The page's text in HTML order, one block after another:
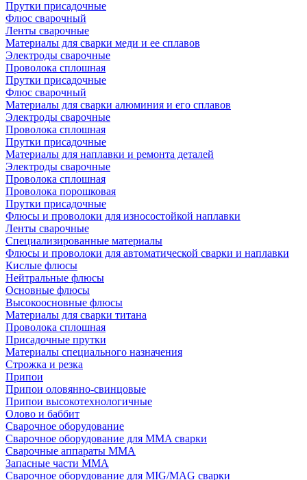
Прутки присадочные
Флюс сварочный
Ленты сварочные
Материалы для сварки меди и ее сплавов
Электроды сварочные
Проволока сплошная
Прутки присадочные
Флюс сварочный
Материалы для сварки алюминия и его сплавов
Электроды сварочные
Проволока сплошная
Прутки присадочные
Материалы для наплавки и ремонта деталей
Электроды сварочные
Проволока сплошная
Проволока порошковая
Прутки присадочные
Флюсы и проволоки для износостойкой наплавки
Ленты сварочные
Специализированные материалы
Флюсы и проволоки для автоматической сварки и наплавки
Кислые флюсы
Нейтральные флюсы
Основные флюсы
Высокоосновные флюсы
Материалы для сварки титана
Проволока сплошная
Присадочные прутки
Материалы специального назначения
Строжка и резка
Припои
Припои оловянно-свинцовые
Припои высокотехнологичные
Олово и баббит
Сварочное оборудование
Сварочное оборудование для MMA сварки
Сварочные аппараты MMA
Запасные части MMA
Сварочное оборудование для MIG/MAG сварки